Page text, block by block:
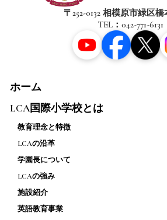
〒252-0132 相模原市緑区橋
TEL：042-771-6131
ホーム
LCA国際小学校とは
教育理念と特徴
LCAの沿革
学園長について
LCAの強み
施設紹介
英語教育事業